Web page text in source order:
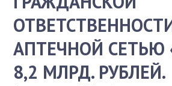
АПТЕЧНОЙ СЕТЬЮ
8,2 МЛРД. РУБЛЕЙ.